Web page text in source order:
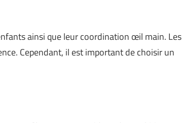
ainsi que leur coordination œil main. Les
Cependant, il est important de choisir un